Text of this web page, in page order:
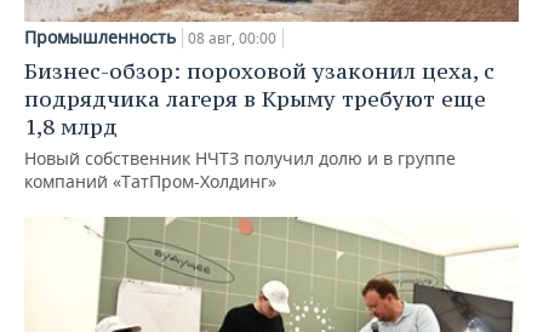
Промышленность 08 авг, 00:00
Бизнес-обзор: пороховой узаконил цеха, с
подрядчика лагеря в Крыму требуют еще
1,8 млрд
Новый собственник НЧТЗ получил долю и в группе
компаний «ТатПром-Холдинг»